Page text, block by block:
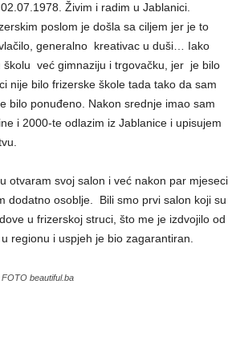
Živim i radim u Jablanici.
poslom je došla sa ciljem jer je to
generalno kreativac u duši… Iako
školu već gimnaziju i trgovačku, jer je bilo
nije bilo frizerske škole tada tako da sam
bilo ponuđeno. Nakon srednje imao sam
i 2000-te odlazim iz Jablanice i upisujem
otvaram svoj salon i već nakon par mjeseci
dodatno osoblje. Bili smo prvi salon koji su
u frizerskoj struci, što me je izdvojilo od
regionu i uspjeh je bio zagarantiran.
FOTO beautiful.ba